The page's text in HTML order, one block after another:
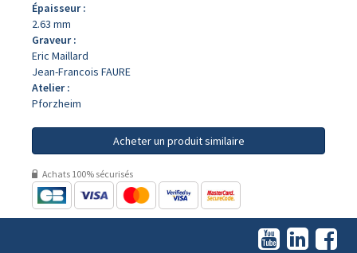
Épaisseur :
2.63 mm
Graveur :
Eric Maillard
Jean-Francois FAURE
Atelier :
Pforzheim
Acheter un produit similaire
Achats 100% sécurisés